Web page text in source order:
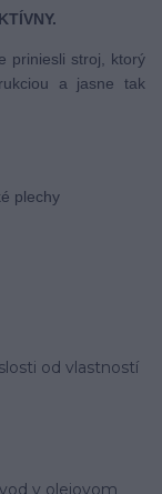
priniesli stroj, ktorý
a jasne tak
plechy
od vlastností
v olejovom